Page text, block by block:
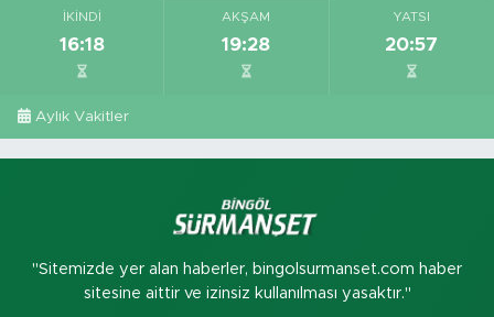
İKINDI
16:18
AKŞAM
19:28
YATSI
20:57
Aylık Vakitler
"Sitemizde yer alan haberler, bingolsurmanset.com haber
sitesine aittir ve izinsiz kullanılması yasaktır."